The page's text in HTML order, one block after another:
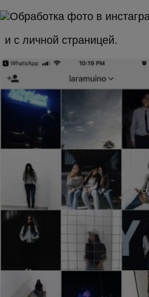
и с личной страницей.